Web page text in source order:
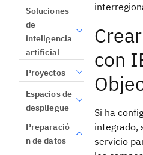
Soluciones
de
inteligencia
artificial
Proyectos
Espacios de
despliegue
Preparació
n de datos
con
Si ha
integrado,
servicio